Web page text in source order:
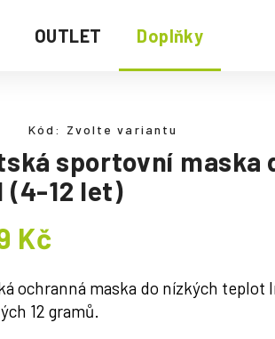
OUTLET Doplňky
sportovní maska
(4-12 let)
ochranná maska do nízkých teplot
12 gramů.
Kód: Zvolte variantu
Kč